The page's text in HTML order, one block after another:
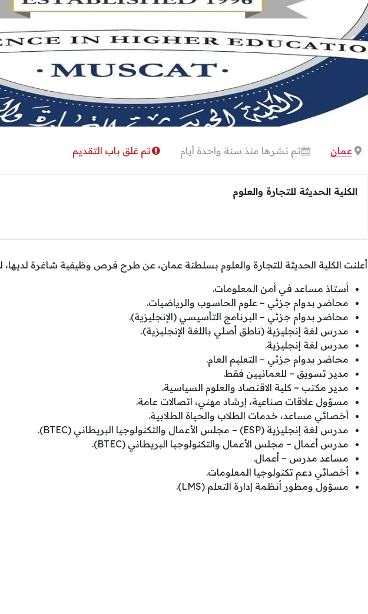
عمان تم نشرها منذ سنة واحدة أيام تم غلق باب التقديم
الكلية الحديثة للتجارة والعلوم
أعلنت الكلية الحديثة للتجارة والعلوم بسلطنة عمان، عن طرح فرص وظيفية شاغرة لديها،
أستاذ مساعد في أمن المعلومات.
محاضر بدوام جزئي – علوم الحاسوب والرياضيات.
محاضر بدوام جزئي – البرنامج التأسيسي (الإنجليزية).
مدرس لغة إنجليزية (ناطق أصلي باللغة الإنجليزية).
مدرس لغة إنجليزية.
محاضر بدوام جزئي – التعليم العام.
مدير تسويق – للعمانيين فقط.
مدير مكتب – كلية الاقتصاد والعلوم السياسية.
مسؤول علاقات صناعية، إرشاد مهني، اتصالات عامة.
أخصائي مساعد، خدمات الطلاب والحياة الطلابية.
مدرس لغة إنجليزية (ESP) – مجلس الأعمال والتكنولوجيا البريطاني (BTEC).
مدرس أعمال – مجلس الأعمال والتكنولوجيا البريطاني (BTEC).
مساعد مدرس – أعمال.
أخصائي دعم تكنولوجيا المعلومات.
مسؤول ومطور أنظمة إدارة التعلم (LMS).